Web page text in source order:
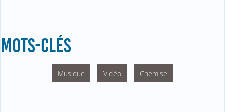
MOTS-CLÉS
Musique Vidéo Chemise